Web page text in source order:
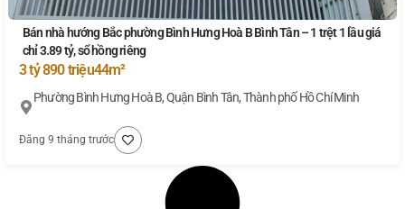
Bán nhà hướng Bắc phường Bình Hưng Hoà B Bình Tân – 1 trệt 1 lầu giá
chỉ 3.89 tỷ, sổ hồng riêng
3 tỷ 890 triệu44m²
Phường Bình Hưng Hoà B, Quận Bình Tân, Thành phố Hồ Chí Minh
Đăng 9 tháng trước